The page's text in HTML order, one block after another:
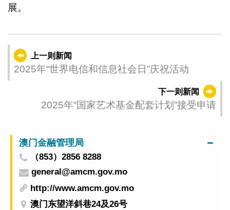
展。
上一则新闻
2025年“世界电信和信息社会日”庆祝活动
下一则新闻
2025年“国家艺术基金配套计划”接受申请
澳门金融管理局
（853）2856 8288
general@amcm.gov.mo
http://www.amcm.gov.mo
澳门东望洋斜巷24及26号